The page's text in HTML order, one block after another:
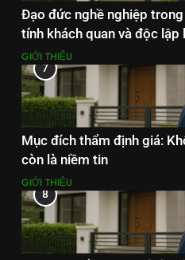
Đạo đức nghề nghiệp
tính khách quan và độc lập
GIỚI THIỆU
7
Mục đích thẩm định giá:
còn là niềm tin
GIỚI THIỆU
8